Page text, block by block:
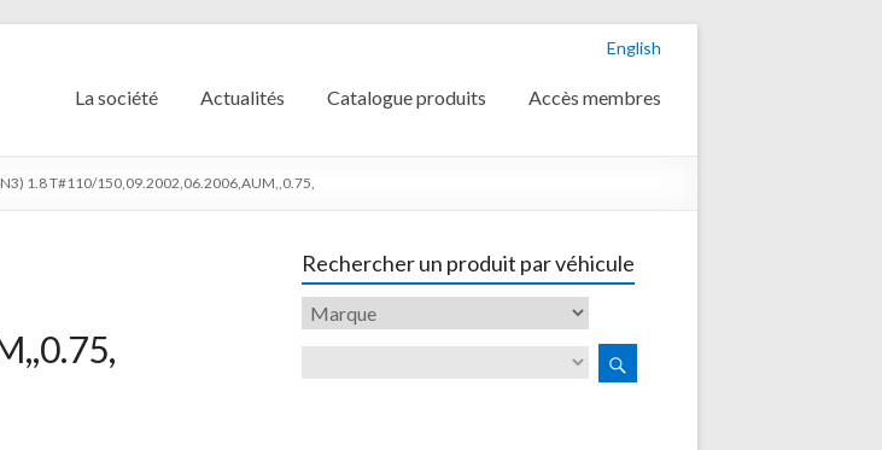
English
La société Actualités Catalogue produits Accès membres
1.8 T#110/150,09.2002,06.2006,AUM,,0.75,
Rechercher un produit par véhicule